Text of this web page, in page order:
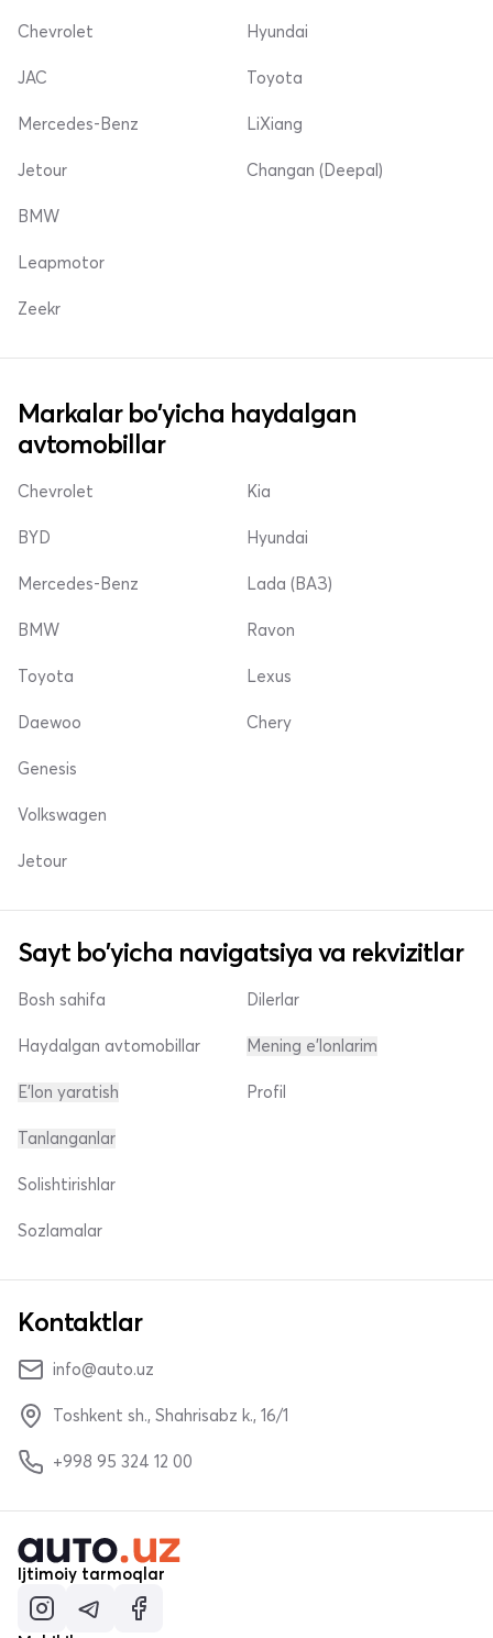
Chevrolet Hyundai
JAC
Mercedes-Benz
Jetour
Toyota
LiXiang
Changan (Deepal)
BMW
Leapmotor
Zeekr
Markalar bo'yicha haydalgan
avtomobillar
Chevrolet
BYD
Mercedes-Benz
Kia
Hyundai
Lada (ВАЗ)
BMW
Toyota
Daewoo
Ravon
Lexus
Chery
Genesis
Volkswagen
Jetour
Sayt bo'yicha navigatsiya va rekvizitlar
Bosh sahifa
Haydalgan avtomobillar
E'lon yaratish
Dilerlar
Mening e'lonlarim
Profil
Tanlanganlar
Solishtirishlar
Sozlamalar
Kontaktlar
info@auto.uz
Toshkent sh., Shahrisabz k., 16/1
+998 95 324 12 00
Ijtimoiy tarmoqlar